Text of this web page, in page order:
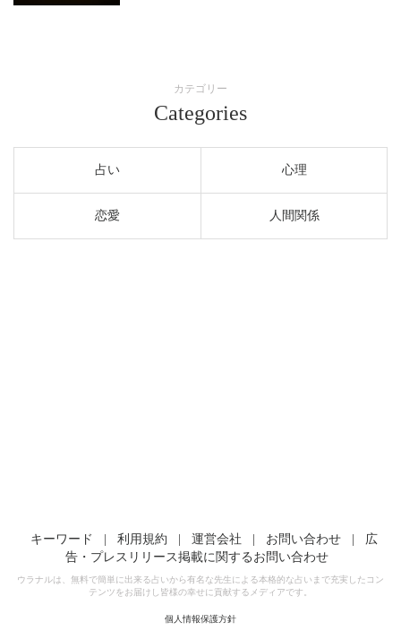
カテゴリー
Categories
占い 心理
恋愛 人間関係
キーワード | 利用規約 | 運営会社 | お問い合わせ |
広
告・プレスリリース掲載に関するお問い合わせ
ウラナルは、無料で簡単に出来る占いから有名な先生による本格的な占いまで充実したコン
テンツをお届けし皆様の幸せに貢献するメディアです。
個人情報保護方針